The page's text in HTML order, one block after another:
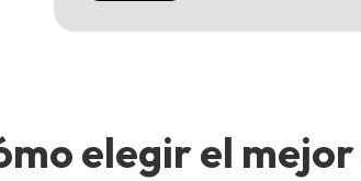
elegir el